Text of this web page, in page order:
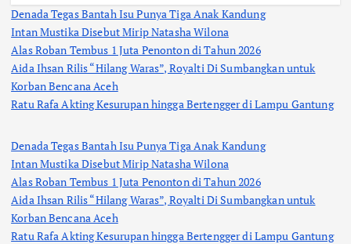
Denada Tegas Bantah Isu Punya Tiga Anak Kandung
Intan Mustika Disebut Mirip Natasha Wilona
Alas Roban Tembus 1 Juta Penonton di Tahun 2026
Aida Ihsan Rilis “Hilang Waras”, Royalti Di Sumbangkan untuk
Korban Bencana Aceh
Ratu Rafa Akting Kesurupan hingga Bertengger di Lampu Gantung
Denada Tegas Bantah Isu Punya Tiga Anak Kandung
Intan Mustika Disebut Mirip Natasha Wilona
Alas Roban Tembus 1 Juta Penonton di Tahun 2026
Aida Ihsan Rilis “Hilang Waras”, Royalti Di Sumbangkan untuk
Korban Bencana Aceh
Ratu Rafa Akting Kesurupan hingga Bertengger di Lampu Gantung